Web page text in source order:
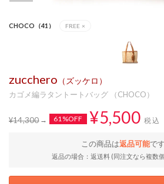
CHOCO（41） FREE ×
zucchero （ズッケロ）
カゴメ編ラタントートバッグ （CHOCO）
¥14,300 61%OFF ¥5,500 税込
この商品は返品可能です
返品の場合：返送料 (同注文なら複数